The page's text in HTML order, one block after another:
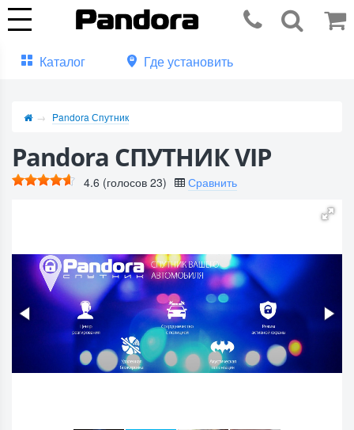
Каталог Где установить
Pandora Спутник
Pandora СПУТНИК VIP
4.6 (голосов23) Сравнить